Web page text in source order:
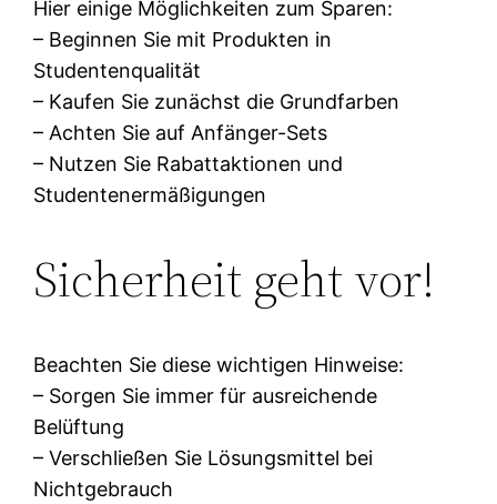
Hier einige Möglichkeiten zum Sparen:
– Beginnen Sie mit Produkten in
Studentenqualität
– Kaufen Sie zunächst die Grundfarben
– Achten Sie auf Anfänger-Sets
– Nutzen Sie Rabattaktionen und
Studentenermäßigungen
Sicherheit geht vor!
Beachten Sie diese wichtigen Hinweise:
– Sorgen Sie immer für ausreichende
Belüftung
– Verschließen Sie Lösungsmittel bei
Nichtgebrauch